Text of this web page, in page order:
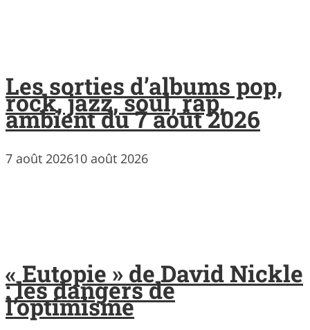
Les sorties d’albums pop,
rock, jazz, soul, rap,
ambient du 7 août 2026
7 août 202610 août 2026
« Eutopie » de David Nickle
: les dangers de
l’optimisme